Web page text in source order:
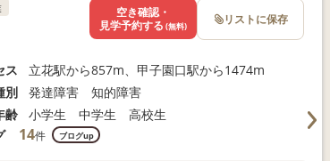
ス
立花駅から857m、甲子園口駅から1474m
別
発達障害 知的障害
齢
小学生 中学生 高校生
14件 ブログup
空き確認・
見学予約する (無料) リストに保存